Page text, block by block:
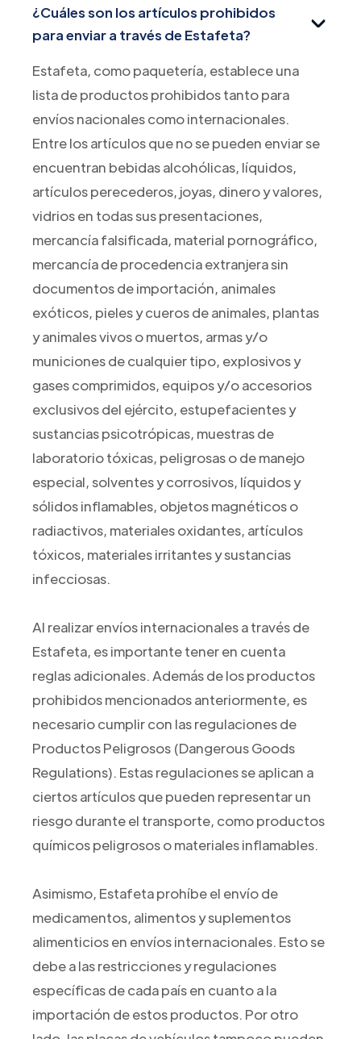
¿Cuáles son los artículos prohibidos
para enviar a través de Estafeta?
Estafeta, como paquetería, establece una
lista de productos prohibidos tanto para
envíos nacionales como internacionales.
Entre los artículos que no se pueden enviar se
encuentran bebidas alcohólicas, líquidos,
artículos perecederos, joyas, dinero y valores,
vidrios en todas sus presentaciones,
mercancía falsificada, material pornográfico,
mercancía de procedencia extranjera sin
documentos de importación, animales
exóticos, pieles y cueros de animales, plantas
y animales vivos o muertos, armas y/o
municiones de cualquier tipo, explosivos y
gases comprimidos, equipos y/o accesorios
exclusivos del ejército, estupefacientes y
sustancias psicotrópicas, muestras de
laboratorio tóxicas, peligrosas o de manejo
especial, solventes y corrosivos, líquidos y
sólidos inflamables, objetos magnéticos o
radiactivos, materiales oxidantes, artículos
tóxicos, materiales irritantes y sustancias
infecciosas.
Al realizar envíos internacionales a través de
Estafeta, es importante tener en cuenta
reglas adicionales. Además de los productos
prohibidos mencionados anteriormente, es
necesario cumplir con las regulaciones de
Productos Peligrosos (Dangerous Goods
Regulations). Estas regulaciones se aplican a
ciertos artículos que pueden representar un
riesgo durante el transporte, como productos
químicos peligrosos o materiales inflamables.
Asimismo, Estafeta prohíbe el envío de
medicamentos, alimentos y suplementos
alimenticios en envíos internacionales. Esto se
debe a las restricciones y regulaciones
específicas de cada país en cuanto a la
importación de estos productos. Por otro